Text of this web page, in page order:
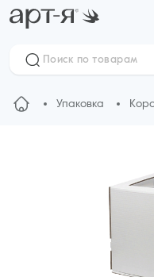
Упаковка